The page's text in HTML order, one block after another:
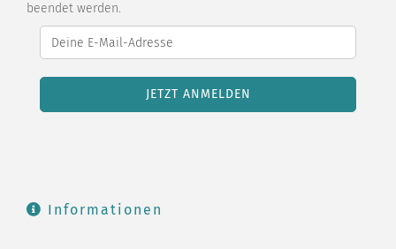
beendet werden.
Informationen